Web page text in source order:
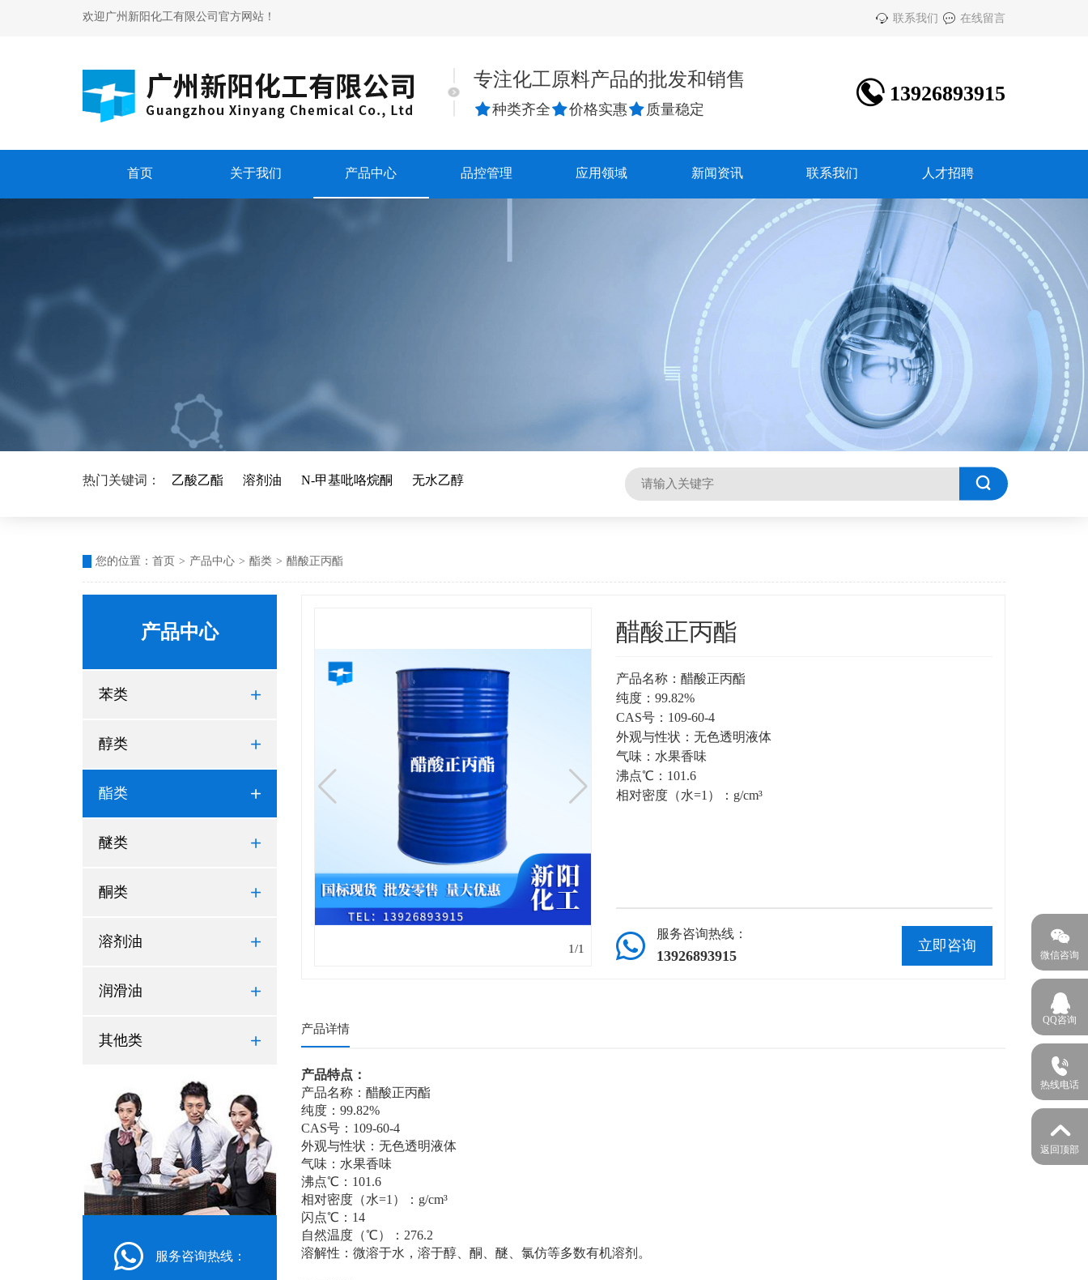
欢迎广州新阳化工有限公司官方网站！  联系我们  在线留言
专注化工原料产品的批发和销售
种类齐全价格实惠 质量稳定
 13926893915
首页 关于我们 产品中心 品控管理 应用领域 新闻资讯 联系我们 人才招聘
热门关键词： 乙酸乙酯 溶剂油 N-甲基吡咯烷酮 无水乙醇 
您的位置： 首页 > 产品中心 > 酯类 > 醋酸正丙酯
产品中心
苯类 
醇类 
酯类 
醚类 
酮类 
溶剂油 
润滑油 
其他类 
 服务咨询热线：
1/1
醋酸正丙酯
产品名称：醋酸正丙酯
纯度：99.82%
CAS号：109-60-4
外观与性状：无色透明液体
气味：水果香味
沸点℃：101.6
相对密度（水=1）：g/cm³
 服务咨询热线：
13926893915
立即咨询
产品详情
产品特点：
产品名称：醋酸正丙酯
纯度：99.82%
CAS号：109-60-4
外观与性状：无色透明液体
气味：水果香味
沸点℃：101.6
相对密度（水=1）：g/cm³
闪点℃：14
自然温度（℃）：276.2
溶解性：微溶于水，溶于醇、酮、醚、氯仿等多数有机溶剂。

微信咨询

QQ咨询

热线电话

返回顶部